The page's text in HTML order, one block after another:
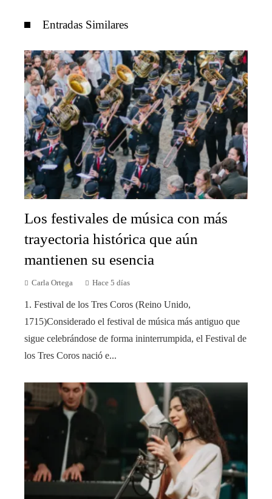
Entradas Similares
Los festivales de música con más
trayectoria histórica que aún
mantienen su esencia
Carla Ortega Hace 5 días
1. Festival de los Tres Coros (Reino Unido,
1715)Considerado el festival de música más antiguo que
sigue celebrándose de forma ininterrumpida, el Festival de
los Tres Coros nació e...